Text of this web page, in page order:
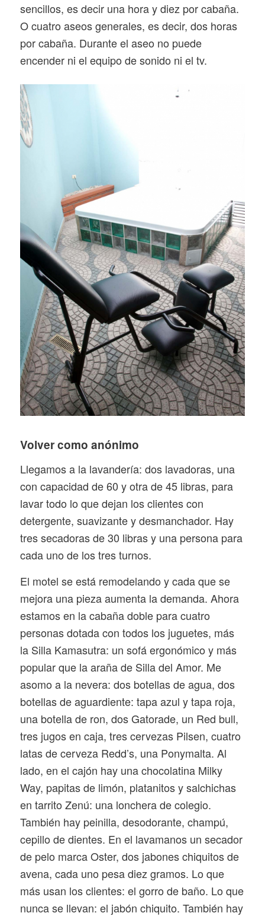
sencillos, es decir una hora y diez por cabaña.
O cuatro aseos generales, es decir, dos horas
por cabaña. Durante el aseo no puede
encender ni el equipo de sonido ni el tv.
Volver como anónimo
Llegamos a la lavandería: dos lavadoras, una
con capacidad de 60 y otra de 45 libras, para
lavar todo lo que dejan los clientes con
detergente, suavizante y desmanchador. Hay
tres secadoras de 30 libras y una persona para
cada uno de los tres turnos.
El motel se está remodelando y cada que se
mejora una pieza aumenta la demanda. Ahora
estamos en la cabaña doble para cuatro
personas dotada con todos los juguetes, más
la Silla Kamasutra: un sofá ergonómico y más
popular que la araña de Silla del Amor. Me
asomo a la nevera: dos botellas de agua, dos
botellas de aguardiente: tapa azul y tapa roja,
una botella de ron, dos Gatorade, un Red bull,
tres jugos en caja, tres cervezas Pilsen, cuatro
latas de cerveza Redd’s, una Ponymalta. Al
lado, en el cajón hay una chocolatina Milky
Way, papitas de limón, platanitos y salchichas
en tarrito Zenú: una lonchera de colegio.
También hay peinilla, desodorante, champú,
cepillo de dientes. En el lavamanos un secador
de pelo marca Oster, dos jabones chiquitos de
avena, cada uno pesa diez gramos. Lo que
más usan los clientes: el gorro de baño. Lo que
nunca se llevan: el jabón chiquito. También hay